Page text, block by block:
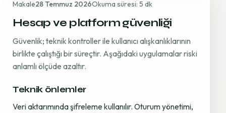
Makale28 Temmuz 2026Okuma süresi: 5 dk
Hesap ve platform güvenliği
Güvenlik; teknik kontroller ile kullanıcı alışkanlıklarının
birlikte çalıştığı bir süreçtir. Aşağıdaki uygulamalar riski
anlamlı ölçüde azaltır.
Teknik önlemler
Veri aktarımında şifreleme kullanılır. Oturum yönetimi,